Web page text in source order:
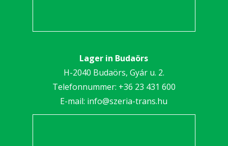
Lager in Budaörs
H-2040 Budaörs, Gyár u. 2.
Telefonnummer: +36 23 431 600
E-mail: info@szeria-trans.hu